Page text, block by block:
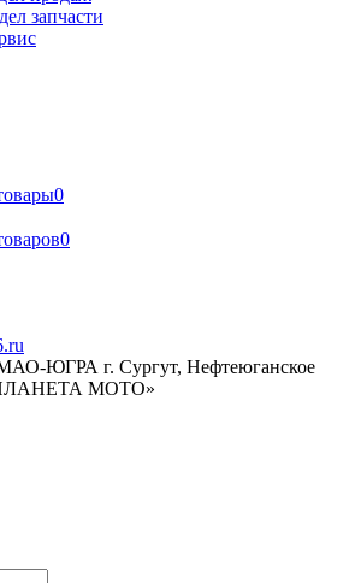
запчасти
0
0
ЮГРА г. Сургут, Нефтеюганское
МОТО»